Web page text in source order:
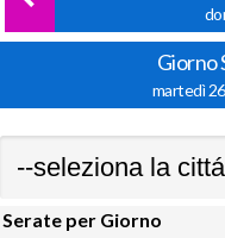
Giorno
martedì
Serate per Giorno